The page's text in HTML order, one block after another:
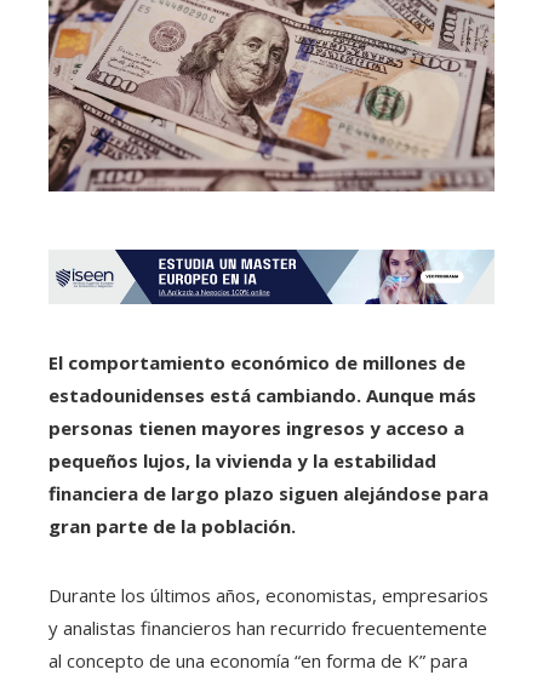
El comportamiento económico de millones de
estadounidenses está cambiando. Aunque más
personas tienen mayores ingresos y acceso a
pequeños lujos, la vivienda y la estabilidad
financiera de largo plazo siguen alejándose para
gran parte de la población.
Durante los últimos años, economistas, empresarios
y analistas financieros han recurrido frecuentemente
al concepto de una economía “en forma de K” para